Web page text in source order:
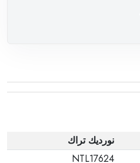
نورديك تراك
NTL17624